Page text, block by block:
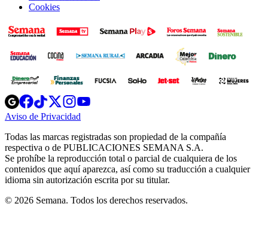
Cookies
Opens
in
new
Opens
in
new
Opens
in
new
window
Opens
new
windowwindow
Aviso de Privacidad
new
window
Todas las marcas registradas son propiedad de la compañía
respectiva o de PUBLICACIONES SEMANA S.A.
Se prohíbe la reproducción total o parcial de cualquiera de los
contenidos que aquí aparezca, así como su traducción a cualquier
idioma sin autorización escrita por su titular.
© 2026 Semana. Todos los derechos reservados.